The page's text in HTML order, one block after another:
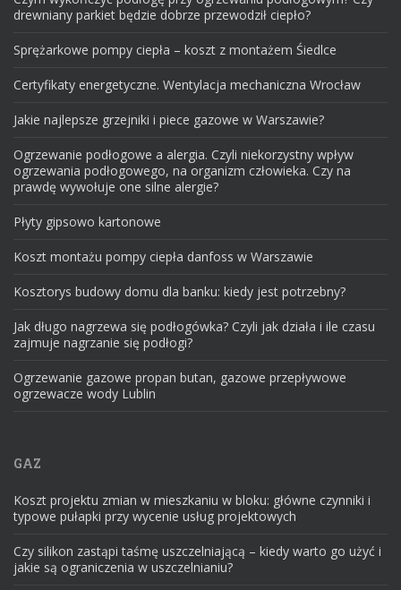
drewniany parkiet będzie dobrze przewodził ciepło?
Sprężarkowe pompy ciepła – koszt z montażem Śiedlce
Certyfikaty energetyczne. Wentylacja mechaniczna Wrocław
Jakie najlepsze grzejniki i piece gazowe w Warszawie?
Ogrzewanie podłogowe a alergia. Czyli niekorzystny wpływ
ogrzewania podłogowego, na organizm człowieka. Czy na
prawdę wywołuje one silne alergie?
Płyty gipsowo kartonowe
Koszt montażu pompy ciepła danfoss w Warszawie
Kosztorys budowy domu dla banku: kiedy jest potrzebny?
Jak długo nagrzewa się podłogówka? Czyli jak działa i ile czasu
zajmuje nagrzanie się podłogi?
Ogrzewanie gazowe propan butan, gazowe przepływowe
ogrzewacze wody Lublin
GAZ
Koszt projektu zmian w mieszkaniu w bloku: główne czynniki i
typowe pułapki przy wycenie usług projektowych
Czy silikon zastąpi taśmę uszczelniającą – kiedy warto go użyć i
jakie są ograniczenia w uszczelnianiu?